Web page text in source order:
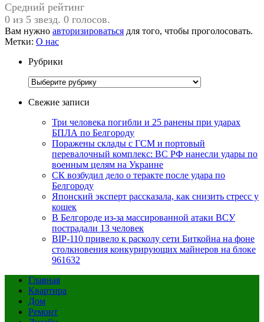
Средний рейтинг
0 из 5 звезд. 0 голосов.
Вам нужно авторизироваться для того, чтобы проголосовать.
Метки: О нас
Рубрики
Рубрики
Свежие записи
Три человека погибли и 25 ранены при ударах
БПЛА по Белгороду
Поражены склады с ГСМ и портовый
перевалочный комплекс: ВС РФ нанесли удары по
военным целям на Украине
СК возбудил дело о теракте после удара по
Белгороду
Японский эксперт рассказала, как снизить стресс у
кошек
В Белгороде из-за массированной атаки ВСУ
пострадали 13 человек
BIP-110 привело к расколу сети Биткойна на фоне
столкновения конкурирующих майнеров на блоке
961632
Главная
Квартира
Дом
Ремонт